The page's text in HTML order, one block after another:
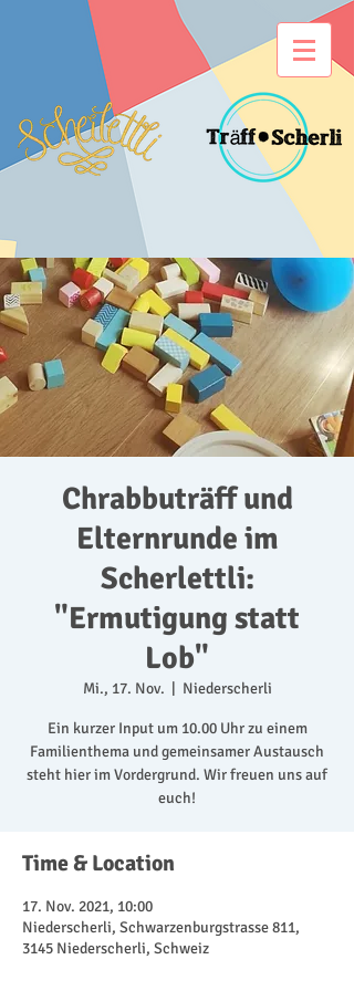
Chrabbuträff und
Elternrunde im
Scherlettli:
"Ermutigung statt
Lob"
Mi., 17. Nov. Niederscherli
Ein kurzer Input um 10.00 Uhr zu einem
Familienthema und gemeinsamer Austausch
steht hier im Vordergrund. Wir freuen uns auf
euch!
Time & Location
17. Nov. 2021, 10:00
Niederscherli, Schwarzenburgstrasse 811,
3145 Niederscherli, Schweiz